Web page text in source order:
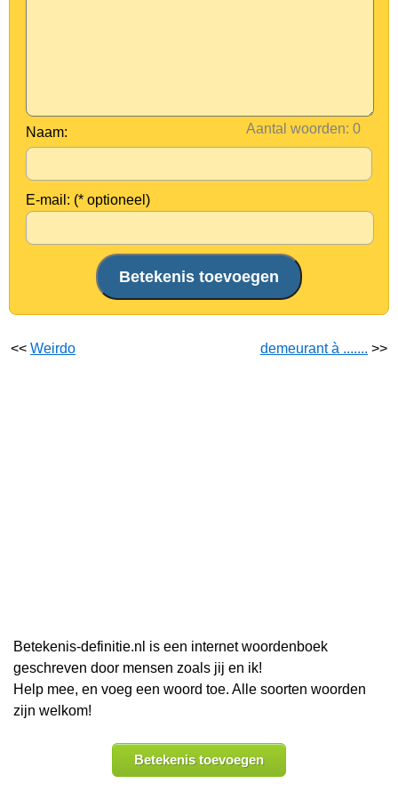
Aantal woorden:
Naam:
E-mail: (* optioneel)
<< Weirdo demeurant à ....... >>
Betekenis-definitie.nl is een internet woordenboek
geschreven door mensen zoals jij en ik!
Help mee, en voeg een woord toe. Alle soorten woorden
zijn welkom!
Betekenis toevoegen